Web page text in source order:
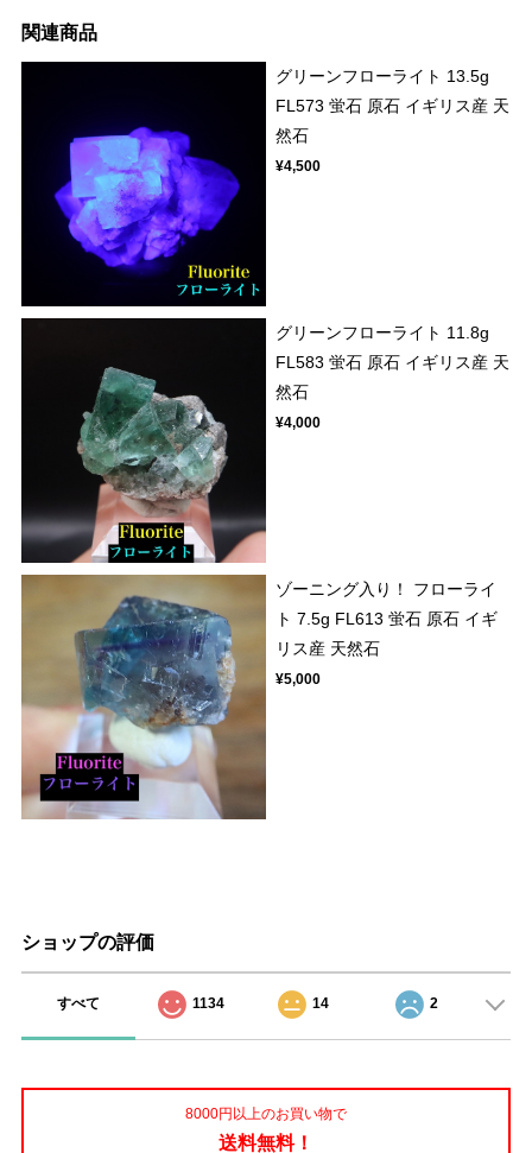
関連商品
グリーンフローライト 13.5g
FL573 蛍石 原石 イギリス産 天
然石
¥4,500
グリーンフローライト 11.8g
FL583 蛍石 原石 イギリス産 天
然石
¥4,000
ゾーニング入り！ フローライ
ト 7.5g FL613 蛍石 原石 イギ
リス産 天然石
¥5,000
ショップの評価
すべて 1134 14 2
8000円以上のお買い物で
送料無料！